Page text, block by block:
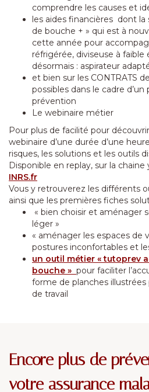
comprendre les causes et
les aides financières dont
de bouche + » qui est à
cette année pour
réfrigérée, diviseuse à
désormais : aspirateur
et bien sur les CONTRATS
possibles dans le cadre
prévention
Le webinaire métier
Pour plus de facilité pour
webinaire d’une durée d’une
risques, les solutions et les outils
Disponible en replay, sur la
INRS.fr
Vous y retrouverez les différents
ainsi que les premières fiches
« bien choisir et aménager
léger »
« aménager les espaces de
postures inconfortables et
un outil métier « tutoprev
bouche » pour faciliter
forme de planches
de travail
Encore plus de
votre assurance